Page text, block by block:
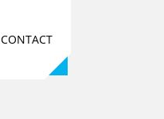
CONTACT